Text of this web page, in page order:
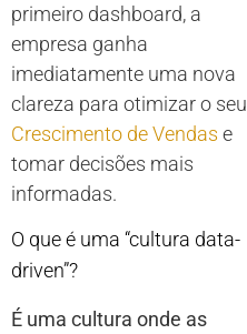
primeiro dashboard, a
empresa ganha
imediatamente uma nova
clareza para otimizar o seu
Crescimento de Vendas e
tomar decisões mais
informadas.
O que é uma “cultura data-
driven”?
É uma cultura onde as